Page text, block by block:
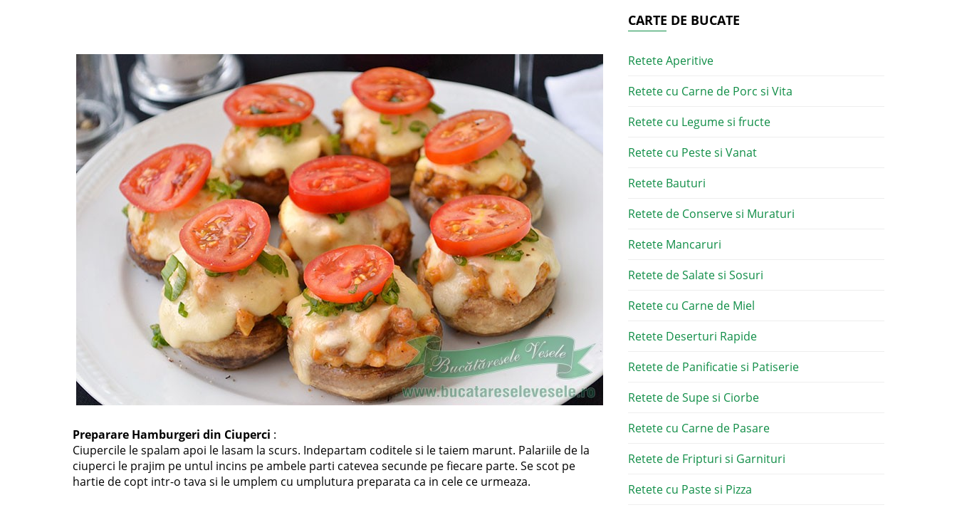
Preparare Hamburgeri din Ciuperci :
Ciupercile le spalam apoi le lasam la scurs. Indepartam coditele si le taiem marunt. Palariile de la
ciuperci le prajim pe untul incins pe ambele parti catevea secunde pe fiecare parte. Se scot pe
hartie de copt intr-o tava si le umplem cu umplutura preparata ca in cele ce urmeaza.
CARTE DE BUCATE
Retete Aperitive
Retete cu Carne de Porc si Vita
Retete cu Legume si fructe
Retete cu Peste si Vanat
Retete Bauturi
Retete de Conserve si Muraturi
Retete Mancaruri
Retete de Salate si Sosuri
Retete cu Carne de Miel
Retete Deserturi Rapide
Retete de Panificatie si Patiserie
Retete de Supe si Ciorbe
Retete cu Carne de Pasare
Retete de Fripturi si Garnituri
Retete cu Paste si Pizza